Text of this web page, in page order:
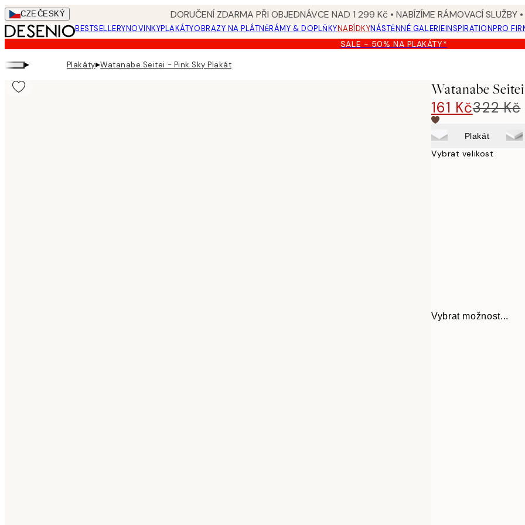
Skip
to
main
content.
CZEČESKÝ DORUČENÍ ZDARMA PŘI OBJEDNÁVCE NAD 1 299 Kč • NABÍZÍME RÁMOVACÍ SLUŽBY
BESTSELLERYNOVINKYPLAKÁTYOBRAZY NA PLÁTNĚRÁMY & DOPLŇKYNABÍDKYNÁSTĚNNÉ GALERIEINSPIRATIONPRO
SALE - 50% NA PLAKÁTY*
▸ Plakáty▸Watanabe Seitei - Pink Sky Plakát
Watanabe
161 Kč322 Kč
Plakát
Vybrat velikost
Vybrat možnost...